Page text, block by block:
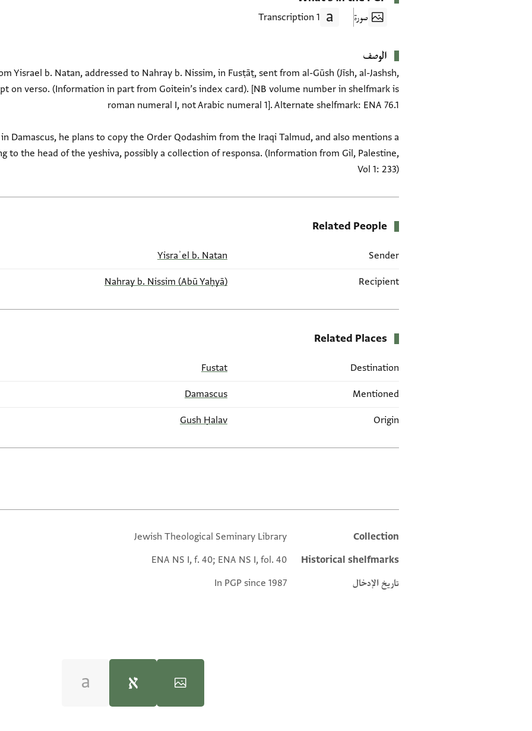
صورة 1 Transcription
الوصف
Yisrael b. Natan, addressed to Nahray b. Nissim, in Fusṭāṭ, sent from al-Gūsh (Jīsh, al-Jashsh,
on verso. (Information in part from Goitein’s index card). [NB volume number in shelfmark is
Damascus, he plans to copy the Order Qodashim from the Iraqi Talmud, and also mentions a
to the head of the yeshiva, possibly a collection of responsa. (Information from Gil, Palestine,
Vol 1: 233)
Related People
Sender
Yisraʾel b. Natan
Recipient
(Abū Yaḥyā) Nahray b. Nissim
Related Places
Destination
Fustat
Mentioned
Damascus
Origin
Gush Ḥalav
Additional metadata
Collection
Jewish Theological Seminary Library
Historical shelfmarks
ENA NS I, f. 40; ENA NS I, fol. 40
تاريخ الإدخال
In PGP since 1987